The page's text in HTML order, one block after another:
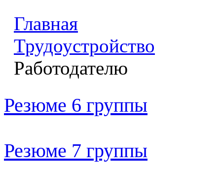
Главная
Трудоустройство
Работодателю
Резюме 6 группы
Резюме 7 группы